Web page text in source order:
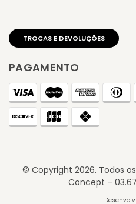
PAGAMENTO
© Copyright 2026. Todos
Concept –